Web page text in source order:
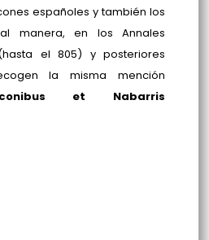
españoles y también los
manera, en los Annales
el 805) y posteriores
la misma mención
et Nabarris